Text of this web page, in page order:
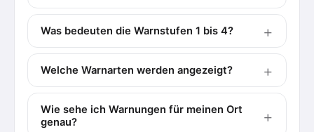
Was bedeuten die Warnstufen 1 bis 4?
Welche Warnarten werden angezeigt?
Wie sehe ich Warnungen für meinen Ort
genau?